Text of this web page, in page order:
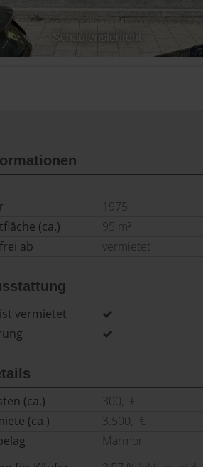
Schaufensterfront
1975
(ca.)
95 m²
ab
vermietet
vermietet
(ca.)
300,- €
(ca.)
3.500,- €
Marmor